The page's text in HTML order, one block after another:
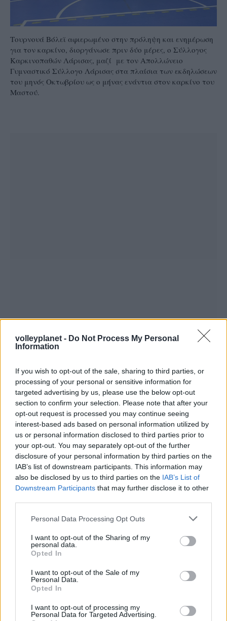
volleyplanet - Do Not Process My Personal
Information
If you wish to opt-out of the sale, sharing to third parties, or
processing of your personal or sensitive information for
targeted advertising by us, please use the below opt-out
section to confirm your selection. Please note that after your
opt-out request is processed you may continue seeing
interest-based ads based on personal information utilized by
us or personal information disclosed to third parties prior to
your opt-out. You may separately opt-out of the further
disclosure of your personal information by third parties on the
IAB’s list of downstream participants. This information may
also be disclosed by us to third parties on the IAB’s List of
Downstream Participants that may further disclose it to other
Please note that this website/app uses one or more Google
not limited to your visit or usage behaviour. You may click to
grant or deny consent to Google and its third-party tags to
use your data for below specified purposes in below Google
consent section.
Personal Data Processing Opt Outs
I want to opt-out of the Sharing of my
personal data.
Opted In
I want to opt-out of the Sale of my
Personal Data.
Opted In
I want to opt-out of processing my
Personal Data for Targeted Advertising.
Τουρνουά Βόλεϊ αφιερωμένο στην πρόληψη και ενημέρωση
για τον καρκίνο, διοργάνωσε πριν δύο μέρες, ο Σύλλογος
Καρκινοπαθών Λάρισας, μαζί με τον Απολλώνειο
Γυμναστικό Σύλλογο Λάρισας στα πλαίσια των εκδηλώσεων
του μηνός Οκτωβρίου ως ο μήνας ενάντια στον καρκίνο του
Μαστού.